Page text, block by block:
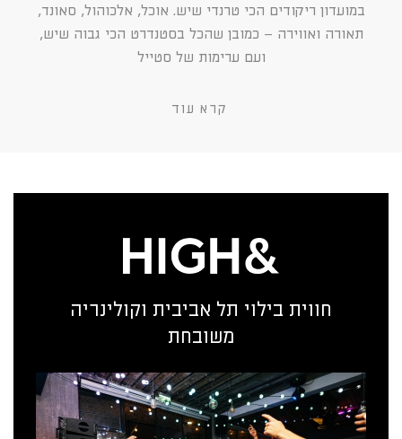
במועדון ריקודים הכי טרנדי שיש. אוכל, אלכוהול, סאונד,
תאורה ואווירה – כמובן שהכל בסטנדרט הכי גבוה שיש,
ועם ערימות של סטייל
קרא עוד
חווית בילוי תל אביבית וקולינריה
משובחת